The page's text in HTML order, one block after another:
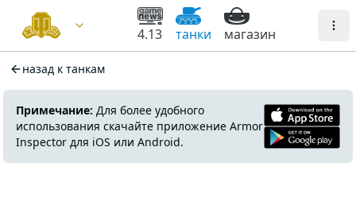
4.13 танки магазин
назад к танкам
Примечание: Для более удобного
использования скачайте приложение Armor
Inspector для iOS или Android.